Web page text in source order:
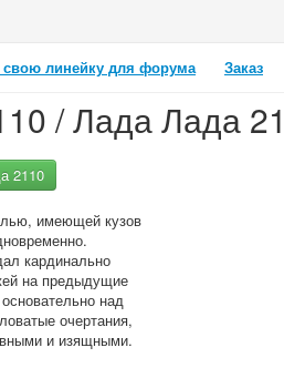
свою линейку для форума Заказ
/ Лада Лада
2110
имеющей кузов
кардинально
на предыдущие
над
очертания,
и изящными.